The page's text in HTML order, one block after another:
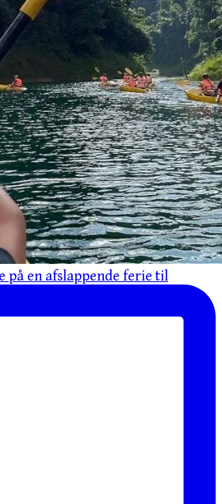
på en afslappende ferie til